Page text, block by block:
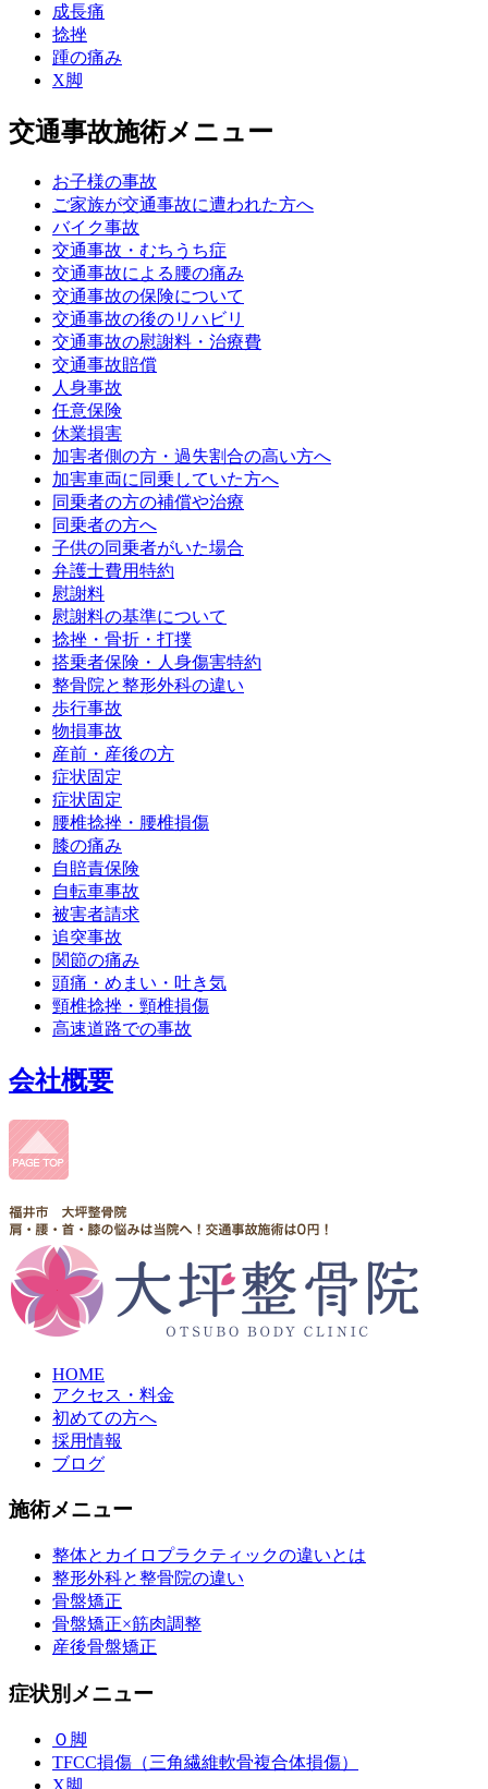
成長痛
捻挫
踵の痛み
X脚
交通事故施術メニュー
お子様の事故
ご家族が交通事故に遭われた方へ
バイク事故
交通事故・むちうち症
交通事故による腰の痛み
交通事故の保険について
交通事故の後のリハビリ
交通事故の慰謝料・治療費
交通事故賠償
人身事故
任意保険
休業損害
加害者側の方・過失割合の高い方へ
加害車両に同乗していた方へ
同乗者の方の補償や治療
同乗者の方へ
子供の同乗者がいた場合
弁護士費用特約
慰謝料
慰謝料の基準について
捻挫・骨折・打撲
搭乗者保険・人身傷害特約
整骨院と整形外科の違い
歩行事故
物損事故
産前・産後の方
症状固定
症状固定
腰椎捻挫・腰椎損傷
膝の痛み
自賠責保険
自転車事故
被害者請求
追突事故
関節の痛み
頭痛・めまい・吐き気
頸椎捻挫・頸椎損傷
高速道路での事故
会社概要
HOME
アクセス・料金
初めての方へ
採用情報
ブログ
施術メニュー
整体とカイロプラクティックの違いとは
整形外科と整骨院の違い
骨盤矯正
骨盤矯正×筋肉調整
産後骨盤矯正
症状別メニュー
Ｏ脚
TFCC損傷（三角繊維軟骨複合体損傷）
X脚